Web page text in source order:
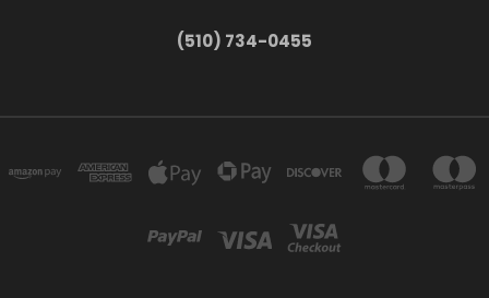
(510) 734-0455